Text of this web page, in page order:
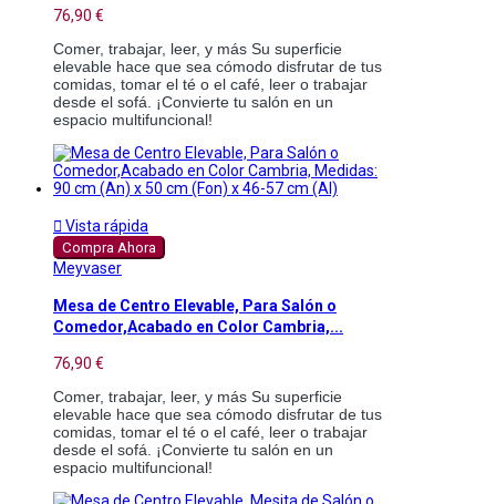
76,90 €
Comer, trabajar, leer, y más Su superficie
elevable hace que sea cómodo disfrutar de tus
comidas, tomar el té o el café, leer o trabajar
desde el sofá. ¡Convierte tu salón en un
espacio multifuncional!
 Vista rápida
Compra Ahora
Meyvaser
Mesa de Centro Elevable, Para Salón o
Comedor,Acabado en Color Cambria,...
76,90 €
Comer, trabajar, leer, y más Su superficie
elevable hace que sea cómodo disfrutar de tus
comidas, tomar el té o el café, leer o trabajar
desde el sofá. ¡Convierte tu salón en un
espacio multifuncional!